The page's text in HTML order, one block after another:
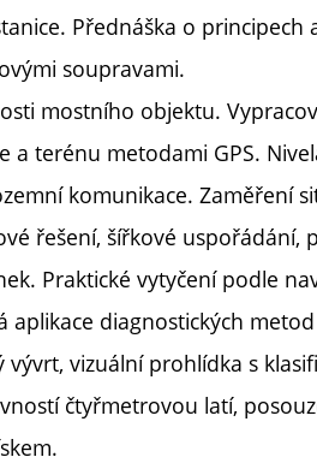
Přednáška o
soupravami.
mostního objektu.
a terénu metodami GPS.
komunikace. Zaměření
řešení, šířkové
Praktické vytyčení podle
aplikace diagnostických
vývrt, vizuální prohlídka s
čtyřmetrovou latí,